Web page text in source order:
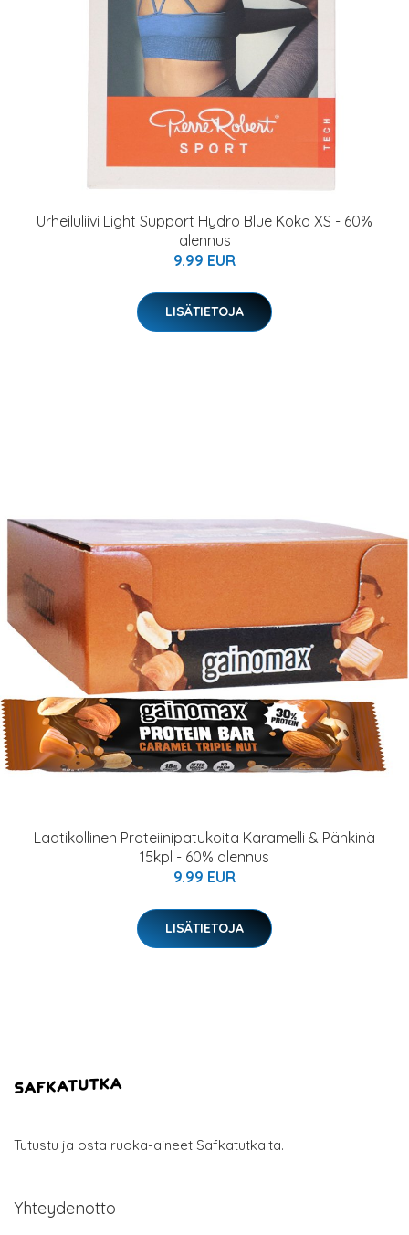
Urheiluliivi Light Support Hydro Blue Koko XS - 60%
alennus
9.99 EUR
LISÄTIETOJA
Laatikollinen Proteiinipatukoita Karamelli & Pähkinä
15kpl - 60% alennus
9.99 EUR
LISÄTIETOJA
Tutustu ja osta ruoka-aineet Safkatutkalta.
Yhteydenotto